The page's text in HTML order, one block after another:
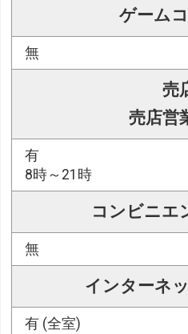
ゲーム
無
売
売店営
有
8時～21時
コンビニエ
無
インターネ
有 (全室)